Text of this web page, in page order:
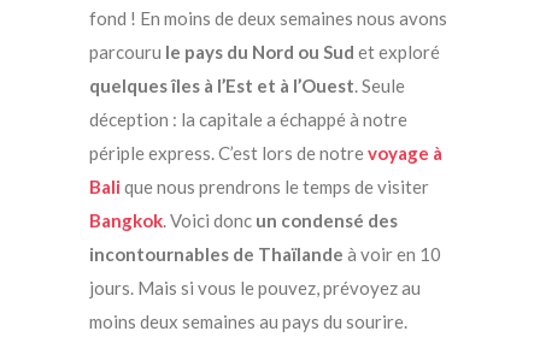
fond ! En moins de deux semaines nous avons
parcouru le pays du Nord ou Sud et exploré
quelques îles à l’Est et à l’Ouest. Seule
déception : la capitale a échappé à notre
périple express. C’est lors de notrevoyage à
Bali que nous prendrons le temps de visiter
Bangkok. Voici donc un condensé des
incontournables de Thaïlande à voir en 10
jours. Mais si vous le pouvez, prévoyez au
moins deux semaines au pays du sourire.